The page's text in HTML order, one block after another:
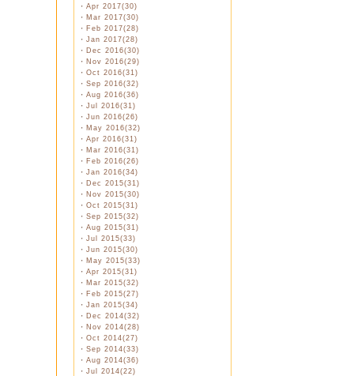
・ Apr 2017(30)
・ Mar 2017(30)
・ Feb 2017(28)
・ Jan 2017(28)
・ Dec 2016(30)
・ Nov 2016(29)
・ Oct 2016(31)
・ Sep 2016(32)
・ Aug 2016(36)
・ Jul 2016(31)
・ Jun 2016(26)
・ May 2016(32)
・ Apr 2016(31)
・ Mar 2016(31)
・ Feb 2016(26)
・ Jan 2016(34)
・ Dec 2015(31)
・ Nov 2015(30)
・ Oct 2015(31)
・ Sep 2015(32)
・ Aug 2015(31)
・ Jul 2015(33)
・ Jun 2015(30)
・ May 2015(33)
・ Apr 2015(31)
・ Mar 2015(32)
・ Feb 2015(27)
・ Jan 2015(34)
・ Dec 2014(32)
・ Nov 2014(28)
・ Oct 2014(27)
・ Sep 2014(33)
・ Aug 2014(36)
・ Jul 2014(22)